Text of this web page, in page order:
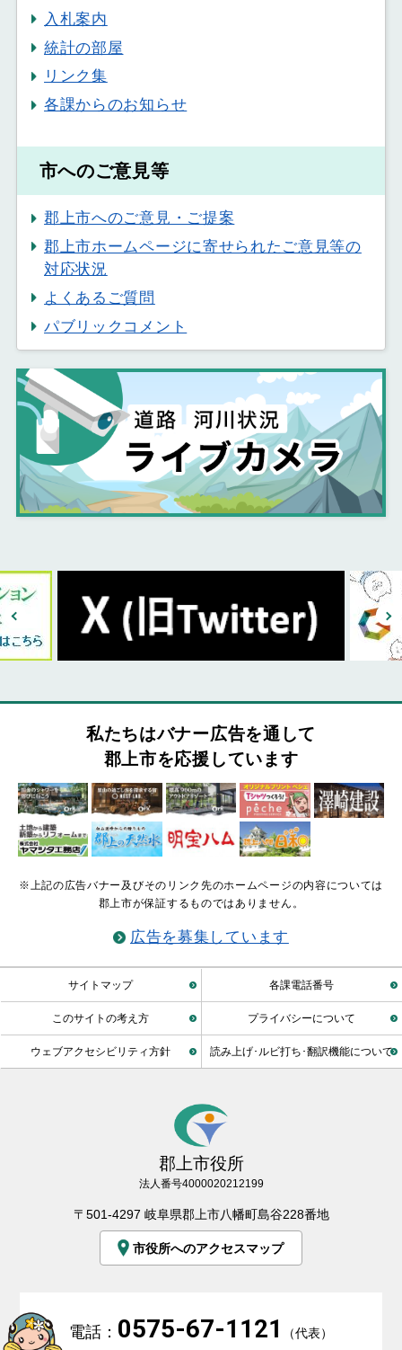
入札案内
統計の部屋
リンク集
各課からのお知らせ
市へのご意見等
郡上市へのご意見・ご提案
郡上市ホームページに寄せられたご意見等の
対応状況
よくあるご質問
パブリックコメント
私たちはバナー広告を通して
郡上市を応援しています
※上記の広告バナー及びそのリンク先のホームページの内容については
郡上市が保証するものではありません。
広告を募集しています
サイトマップ 各課電話番号
このサイトの考え方 プライバシーについて
ウェブアクセシビリティ方針 読み上げ･ルビ打ち･翻訳機能について
郡上市役所
法人番号4000020212199
〒501-4297 岐阜県郡上市八幡町島谷228番地
市役所へのアクセスマップ
電話： 0575-67-1121 （代表）